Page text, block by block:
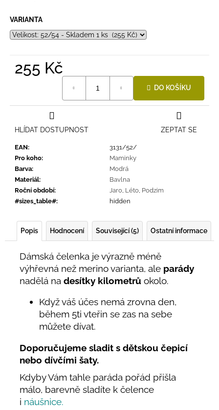
VARIANTA
255 Kč
DO KOŠÍKU
EAN:
3131/52/
Pro koho:
Maminky
Barva:
Modrá
Materiál:
Bavlna
Roční období: Jaro Léto Podzim
#sizes_table#: hidden
ZEPTAT SE
HLÍDAT DOSTUPNOST
Popis Hodnocení Související (5) Ostatní informace
Dámská čelenka je výrazně méně
výhřevná než merino varianta, ale parády
nadělá na desítky kilometrů okolo.
Když váš účes nemá zrovna den,
během 5ti vteřin se zas na sebe
můžete dívat.
Doporučujeme sladit s dětskou čepicí
nebo dívčími šaty.
Kdyby Vám tahle paráda pořád přišla
málo, barevně sladíte k čelence
i náušnice.